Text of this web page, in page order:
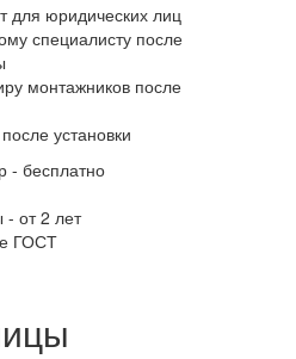
для юридических лиц
специалисту после
монтажников после
установки
- бесплатно
- от 2 лет
ГОСТ